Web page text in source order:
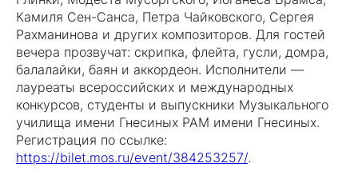
Камиля Сен-Санса, Петра Чайковского, Сергея
Рахманинова и других композиторов. Для гостей
вечера прозвучат: скрипка, флейта, гусли, домра,
балалайки, баян и аккордеон. Исполнители —
лауреаты всероссийских и международных
конкурсов, студенты и выпускники Музыкального
училища имени Гнесиных РАМ имени Гнесиных.
Регистрация по ссылке:
https://bilet.mos.ru/event/384253257/.